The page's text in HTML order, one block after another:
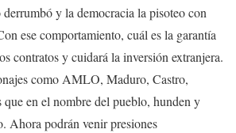
y la democracia la pisoteo con
ese comportamiento, cuál es la garantía
contratos y cuidará la inversión extranjera.
como AMLO, Maduro, Castro,
que en el nombre del pueblo, hunden y
Ahora podrán venir presiones